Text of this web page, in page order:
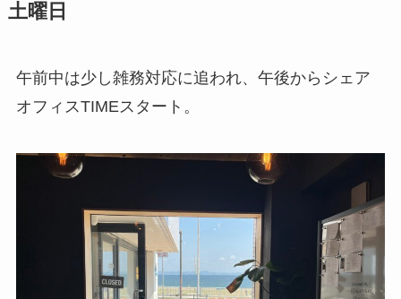
土曜日
午前中は少し雑務対応に追われ、午後からシェア
オフィスTIMEスタート。